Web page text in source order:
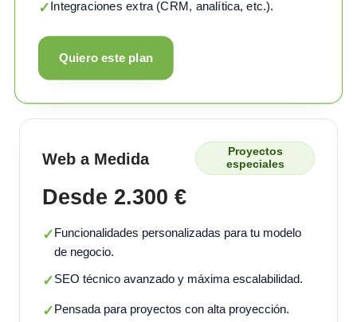
✓Integraciones extra (CRM, analítica, etc.).
Quiero este plan
Web a Medida
Proyectos
especiales
Desde 2.300 €
✓Funcionalidades personalizadas para tu modelo
de negocio.
✓SEO técnico avanzado y máxima escalabilidad.
✓Pensada para proyectos con alta proyección.